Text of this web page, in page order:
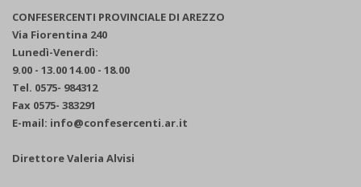
CONFESERCENTI PROVINCIALE DI AREZZO
Via Fiorentina 240
Lunedì-Venerdì:
9.00 - 13.00 14.00 - 18.00
Tel. 0575- 984312
Fax 0575- 383291
E-mail: info@confesercenti.ar.it
Direttore Valeria Alvisi